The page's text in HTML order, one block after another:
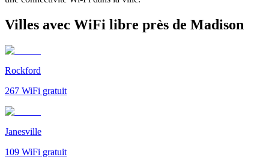
Villes avec WiFi libre près de Madison
Rockford
267 WiFi gratuit
Janesville
109 WiFi gratuit